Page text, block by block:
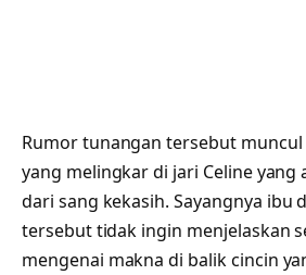
Rumor tunangan tersebut
yang melingkar di jari Celine yang
dari sang kekasih. Sayangnya ibu
tersebut tidak ingin menjelaskan
mengenai makna di balik cincin